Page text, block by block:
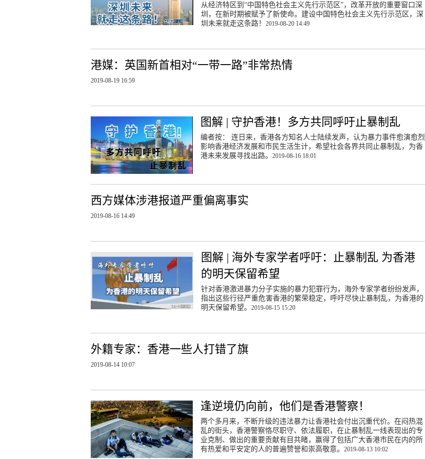
从经济特区到“中国特色社会主义先行示范区”，改革开放的重要窗口深
圳，在新时期被赋予了新使命。建设中国特色社会主义先行示范区，深
圳未来就走这条路！ 2019-08-20 14:49
港媒：英国新首相对“一带一路”非常热情
2019-08-19 16:59
图解 | 守护香港！多方共同呼吁止暴制乱
编者按： 连日来，香港各方知名人士陆续发声，认为暴力事件愈演愈烈
影响香港经济发展和市民生活生计，希望社会各界共同止暴制乱，为香
港未来发展寻找出路。2019-08-16 18:01
西方媒体涉港报道严重偏离事实
2019-08-16 14:49
图解 | 海外专家学者呼吁：止暴制乱 为香港
的明天保留希望
针对香港激进暴力分子实施的暴力犯罪行为，海外专家学者纷纷发声，
指出这些行径严重危害香港的繁荣稳定，呼吁尽快止暴制乱，为香港的
明天保留希望。 2019-08-15 15:20
外籍专家：香港一些人打错了旗
2019-08-14 10:07
逢逆境仍向前，他们是香港警察！
两个多月来，不断升级的违法暴力让香港社会付出沉重代价。在闷热混
乱的街头，香港警察恪尽职守、依法履职，在止暴制乱一线表现出的专
业克制、做出的重要贡献有目共睹，赢得了包括广大香港市民在内的所
有热爱和平安定的人的普遍赞誉和崇高敬意。2019-08-13 10:02